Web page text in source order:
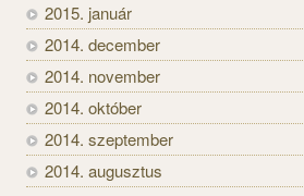
2015. január
2014. december
2014. november
2014. október
2014. szeptember
2014. augusztus